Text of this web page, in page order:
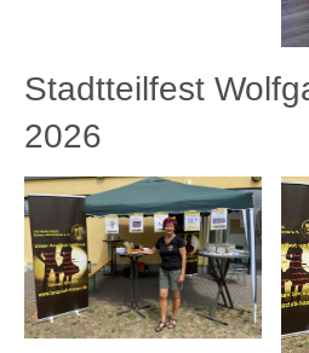
Stadtteilfest
2026